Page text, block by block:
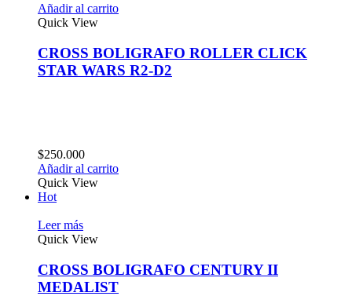
Añadir al carrito
Quick View
CROSS BOLIGRAFO ROLLER CLICK
STAR WARS R2-D2
$250.000
Añadir al carrito
Quick View
Hot
Leer más
Quick View
CROSS BOLIGRAFO CENTURY II
MEDALIST